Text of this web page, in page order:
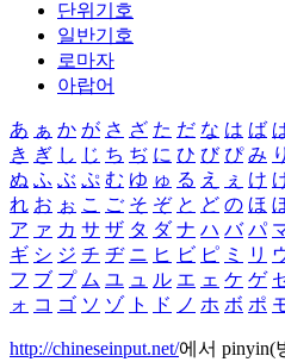
단위기호
일반기호
로마자
아랍어
あ ぁ か が さ ざ た だ な は ば
き ぎ し じ ち ぢ に ひ び ぴ み り
ぬ ふ ぶ ぷ む ゆ ゅ る え ぇ け
れ お ぉ こ ご そ ぞ と ど の ほ
ア ァ カ サ ザ タ ダ ナ ハ バ パ
ギ シ ジ チ ヂ ニ ヒ ビ ピ ミ リ
フ ブ プ ム ユ ュ ル エ ェ ケ ゲ
ォ コ ゴ ソ ゾ ト ド ノ ホ ボ ポ
http://chineseinput.net/에서 pinyin(